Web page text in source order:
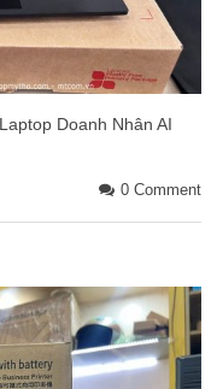
Doanh Nhân AI
0 Comment